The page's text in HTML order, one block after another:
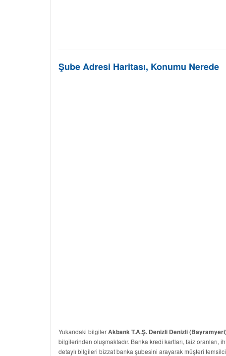
Şube Adresi Haritası, Konumu Nerede
Yukarıdaki bilgilerAkbank T.A.Ş. Denizli Denizli
bilgilerinden oluşmaktadır. Banka kredi kartları, faiz oranları,
detaylı bilgileri bizzat banka şubesini arayarak müşteri